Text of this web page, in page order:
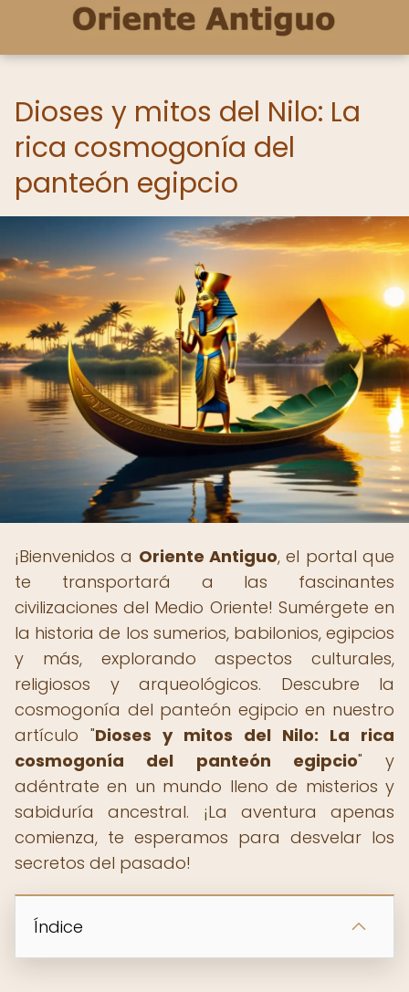
Dioses y mitos del Nilo: La
rica cosmogonía del
panteón egipcio
¡Bienvenidos a Oriente Antiguo, el portal que
te transportará a las fascinantes
civilizaciones del Medio Oriente! Sumérgete en
la historia de los sumerios, babilonios, egipcios
y más, explorando aspectos culturales,
religiosos y arqueológicos. Descubre la
cosmogonía del panteón egipcio en nuestro
artículo "Dioses y mitos del Nilo: La rica
cosmogonía del panteón egipcio" y
adéntrate en un mundo lleno de misterios y
sabiduría ancestral. ¡La aventura apenas
comienza, te esperamos para desvelar los
secretos del pasado!
Índice